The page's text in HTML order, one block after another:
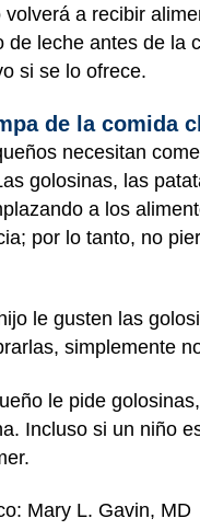
volverá a recibir
de leche antes de la
si se lo ofrece.
de la comida
necesitan
golosinas, las
a los
por lo tanto, no
le gusten las
simplemente
le pide
Incluso si un niño
Mary L. Gavin, MD